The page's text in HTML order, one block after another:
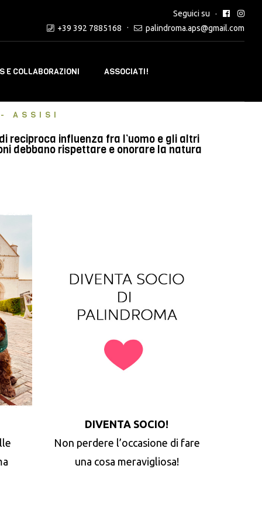
Seguici su
+39 392 7885168
palindroma.aps@gmail.com
E COLLABORAZIONI ASSOCIATI!
ASSISI
reciproca influenza fra l’uomo e gli altri
debbano rispettare e onorare la natura
DIVENTA SOCIO!
Non perdere l’occasione di fare
una cosa meravigliosa!